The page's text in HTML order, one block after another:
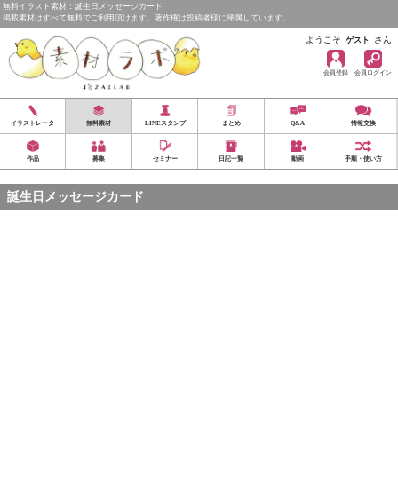
無料イラスト素材：誕生日メッセージカード
掲載素材はすべて無料でご利用頂けます。著作権は投稿者様に帰属しています。
ようこそ ゲスト さん
会員登録 会員ログイン
イラストレータ 無料素材 LINEスタンプ まとめ Q&A 情報交換
作品 募集 セミナー 日記一覧 動画 手順・使い方
誕生日メッセージカード